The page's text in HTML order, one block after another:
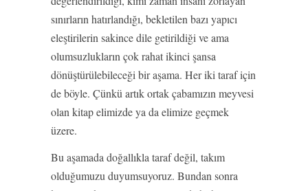
sınırların hatırlandığı, bekletilen bazı yapıcı
eleştirilerin sakince dile getirildiği ve ama
olumsuzlukların çok rahat ikinci şansa
dönüştürülebileceği bir aşama. Her iki taraf için
de böyle. Çünkü artık ortak çabamızın meyvesi
olan kitap elimizde ya da elimize geçmek
üzere.
Bu aşamada doğallıkla taraf değil, takım
olduğumuzu duyumsuyoruz. Bundan sonra